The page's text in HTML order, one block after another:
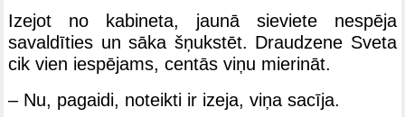
Izejot no kabineta, jaunā sieviete nespēja
savaldīties un sāka šņukstēt. Draudzene Sveta
cik vien iespējams, centās viņu mierināt.
– Nu, pagaidi, noteikti ir izeja, viņa sacīja.